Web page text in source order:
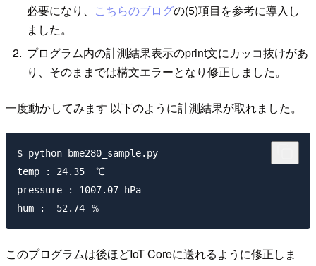
必要になり、 こちらのブログの(5)項目を参考に導入し
ました。
プログラム内の計測結果表示のprint文にカッコ抜けがあ
り、そのままでは構文エラーとなり修正しました。
一度動かしてみます 以下のように計測結果が取れました。
$ python bme280_sample.py
temp : 24.35  ℃
pressure : 1007.07 hPa
このプログラムは後ほどIoT Coreに送れるように修正しま